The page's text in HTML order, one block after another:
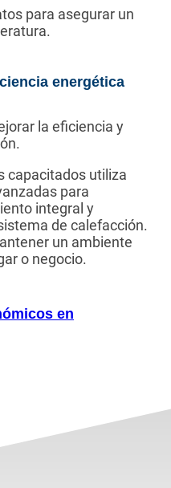
para asegurar un
energética
la eficiencia y
capacitados utiliza
para
integral y
de calefacción.
un ambiente
o negocio.
en